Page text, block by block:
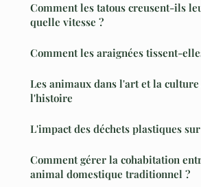
Comment les tatous creusent-ils
quelle vitesse ?
Comment les araignées tissent-
Les animaux dans l'art et la
l'histoire
L'impact des déchets plastiques
Comment gérer la cohabitation
animal domestique traditionnel ?